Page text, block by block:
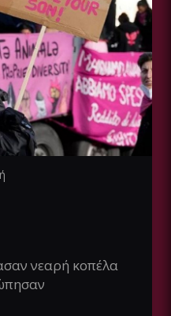
νεαρή κοπέλα